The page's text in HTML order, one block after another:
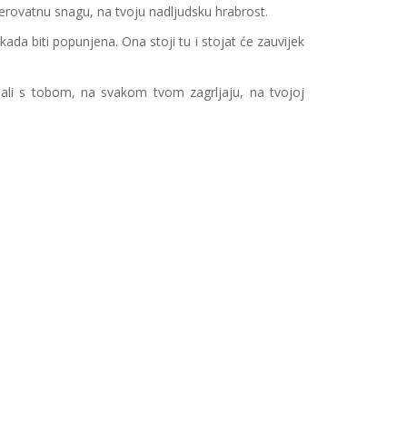
snagu, na tvoju nadljudsku hrabrost.
biti popunjena. Ona stoji tu i stojat će zauvijek
s tobom, na svakom tvom zagrljaju, na tvojoj